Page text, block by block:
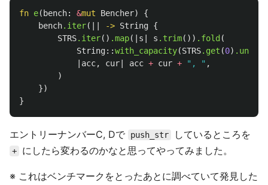
fn e( bench: &mut Bencher)
{
bench.iter(|| -> String {
STRS.iter() .map(| s s .trim()) .fold (
String::with_capacity(STRS.get (0) .unwrap
acc, cur acc + cur + ", " ,
)
})
}
エントリーナンバーC, Dで push_str しているところを
+ にしたら変わるのかなと思ってやってみました。
※ これはベンチマークをとったあとに調べていて発見した